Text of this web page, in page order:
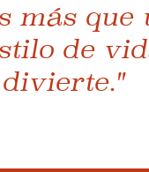
más que
de